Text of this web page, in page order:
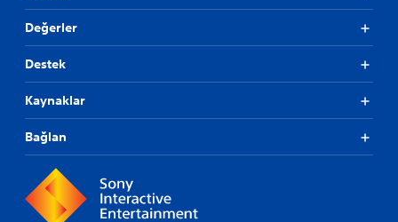
Değerler
Destek
Kaynaklar
Bağlan